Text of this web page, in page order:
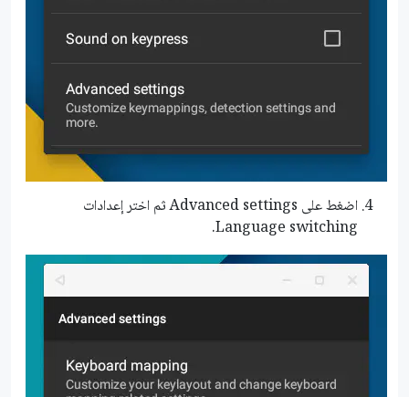
اضغط على Advanced settings ثم اختر إعدادات
Language switching.